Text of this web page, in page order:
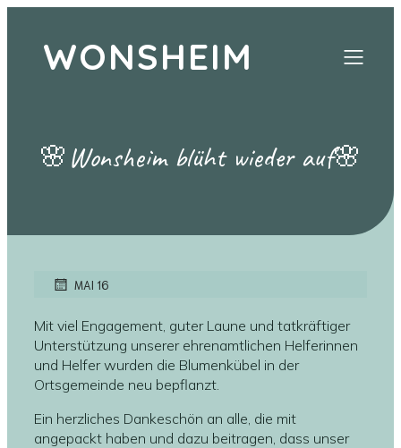
WONSHEIM
🌸Wonsheim blüht wieder auf🌸
MAI 16
Mit viel Engagement, guter Laune und tatkräftiger
Unterstützung unserer ehrenamtlichen Helferinnen
und Helfer wurden die Blumenkübel in der
Ortsgemeinde neu bepflanzt.
Ein herzliches Dankeschön an alle, die mit
angepackt haben und dazu beitragen, dass unser